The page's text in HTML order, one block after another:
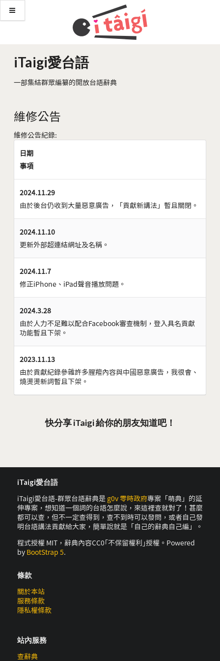
iTaigi愛台語
一部集結群眾編纂的開放台語辭典
維修公告
維修公告紀錄:
日期
事項
2024.11.29
由於後台仍收到大量惡意廣告，「貢獻新講法」暫且關閉。
2024.11.10
更新外部超連結網址及名稱。
2024.11.7
修正iPhone、iPad聲音播放問題。
2024.3.28
由於人力不足難以配合Facebook審查機制，登入具名貢獻
功能暫且下架。
2023.11.13
由於貢獻紀錄參雜許多腥羶內容與中國惡意廣告，我很會、
燒燙燙新詞暫且下架。
快分享 iTaigi 給你的朋友知道吧！
iTaigi愛台語
iTaigi愛台語-群眾台語辭典是 g0v 零時政府專案「萌典」的延
伸專案，想知道一個詞的台語怎麼說，來這裡查就對了！甚麼
都可以查，但不一定查得到，查不到時可以發問，或者自己發
明台語講法貢獻給大家，簡單說就是「自己的辭典自己編」。
程式授權 MIT，辭典內容CC0｢不保留權利｣授權。Powered
by BootStrap 5.
條款
關於本站
服務條款
隱私權條款
站內服務
查辭典